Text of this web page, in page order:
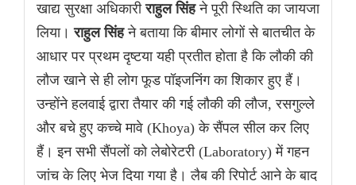
खाद्य सुरक्षा अधिकारीराहुल सिंहने पूरी स्थिति का जायजा
लिया।राहुल सिंहने बताया कि बीमार लोगों से बातचीत के
आधार पर प्रथम दृष्टया यही प्रतीत होता है कि लौकी की
लौज खाने से ही लोग फूड पॉइजनिंग का शिकार हुए हैं।
उन्होंने हलवाई द्वारा तैयार की गई लौकी की लौज, रसगुल्ले
और बचे हुए कच्चे मावे (Khoya) के सैंपल सील कर लिए
हैं। इन सभी सैंपलों को लेबोरेटरी (Laboratory) में गहन
जांच के लिए भेज दिया गया है। लैब की रिपोर्ट आने के बाद